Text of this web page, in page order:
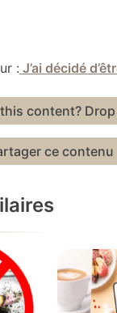
: J’ai décidé
content? Drop
ce contenu